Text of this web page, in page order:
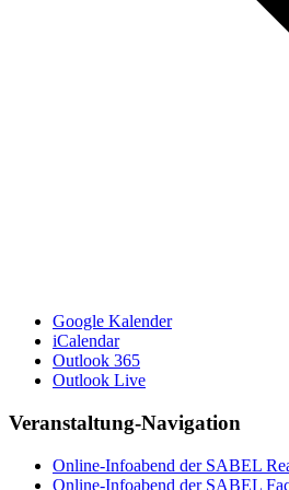
Google Kalender
iCalendar
Outlook 365
Outlook Live
Veranstaltung-Navigation
Online-Infoabend der SABEL
Online-Infoabend der SABEL